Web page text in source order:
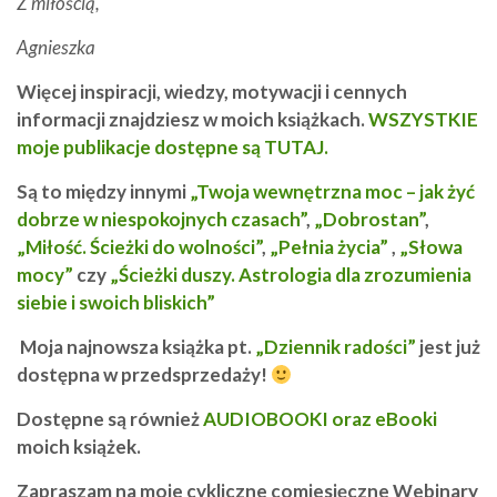
Agnieszka
Więcej inspiracji, wiedzy, motywacji i cennych
informacji znajdziesz w moich książkach.WSZYSTKIE
moje publikacje dostępne są TUTAJ.
Są to między innymi„Twoja wewnętrzna moc – jak żyć
dobrze w niespokojnych czasach”, „Dobrostan”,
„Miłość. Ścieżki do wolności”, „Pełnia życia”, „Słowa
mocy” czy„Ścieżki duszy. Astrologia dla zrozumienia
siebie i swoich bliskich”
Moja najnowsza książka pt. „Dziennik radości” jest już
dostępna w przedsprzedaży!
Dostępne są równieżAUDIOBOOKI oraz eBooki
moich książek.
Zapraszam na moje cykliczne comiesięczne Webinary